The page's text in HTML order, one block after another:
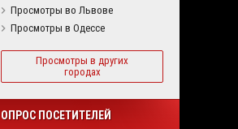
Просмотры во Львове
Просмотры в Одессе
Просмотры в других
городах
ОПРОС ПОСЕТИТЕЛЕЙ